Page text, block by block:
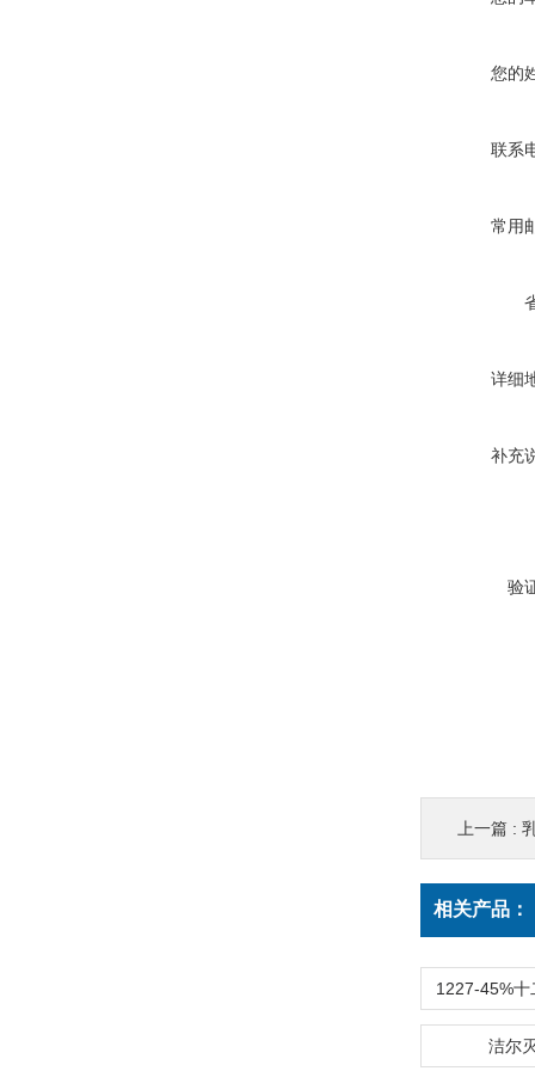
您的
联系
常用
详细
补充
验
上一篇 :
相关产品：
洁尔